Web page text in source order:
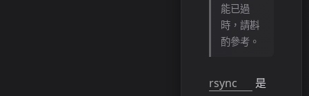
能已過
時，請斟
酌參考。
rsync
是